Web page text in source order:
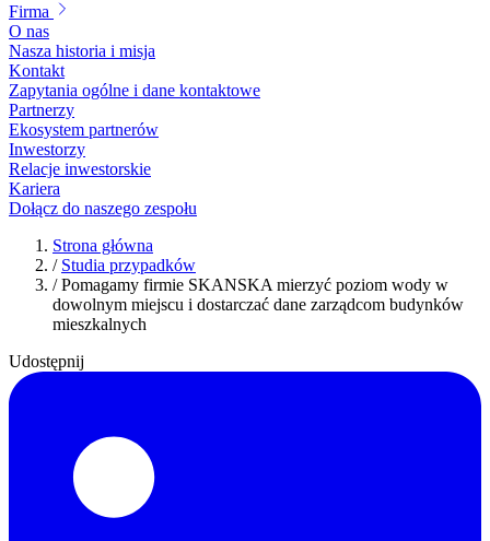
Firma
O nas
Nasza historia i misja
Kontakt
Zapytania ogólne i dane kontaktowe
Partnerzy
Ekosystem partnerów
Inwestorzy
Relacje inwestorskie
Kariera
Dołącz do naszego zespołu
Strona główna
/ Studia przypadków
/ Pomagamy firmie SKANSKA mierzyć poziom wody w
dowolnym miejscu i dostarczać dane zarządcom budynków
mieszkalnych
Udostępnij